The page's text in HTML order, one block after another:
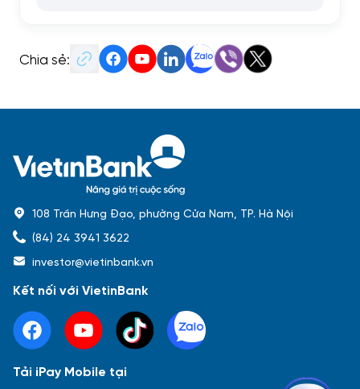
Chia sẻ:
108 Trần Hưng Đạo, phường Cửa Nam, TP. Hà Nội
(84) 24 3941 3622
investor@vietinbank.vn
Kết nối với VietinBank
Tải iPay Mobile tại